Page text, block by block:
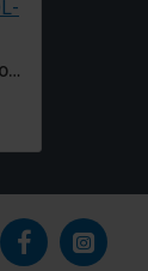
EKOL-60HIN8/EKDL-60HWIN8